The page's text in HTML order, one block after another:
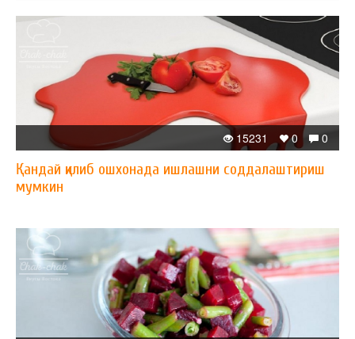
0
0
15231
Қандай қилиб ошхонада ишлашни соддалаштириш
мумкин